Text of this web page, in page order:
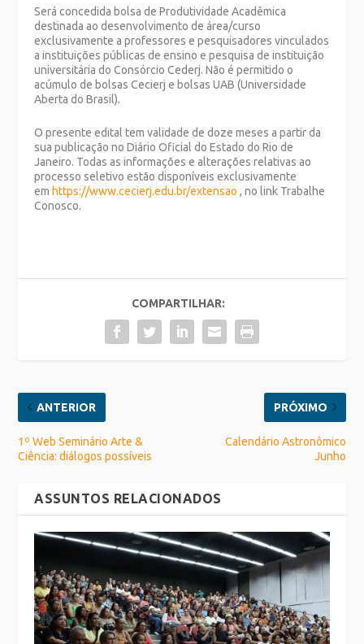
Será concedida bolsa de Produtividade Acadêmica
destinada ao desenvolvimento de área/curso
exclusivamente a professores e pesquisadores vinculados
a instituições públicas de ensino e pesquisa de instituição
universitária do Consórcio Cederj. Não é permitido o
acúmulo de bolsas Cecierj e bolsas UAB (Universidade
Aberta do Brasil).
O presente edital tem validade de doze meses a partir da
sua publicação no Diário Oficial do Estado do Rio de
Janeiro. Todas as informações e alterações relativas ao
processo seletivo estão disponíveis exclusivamente
em https://www.cecierj.edu.br/extensao , no link Trabalhe
Conosco.
COMPARTILHAR:
ANTERIOR
1º Web Seminário Arte &
Ciência: diálogos possíveis
PRÓXIMO
Calendário Astronômico
Junho
ASSUNTOS RELACIONADOS